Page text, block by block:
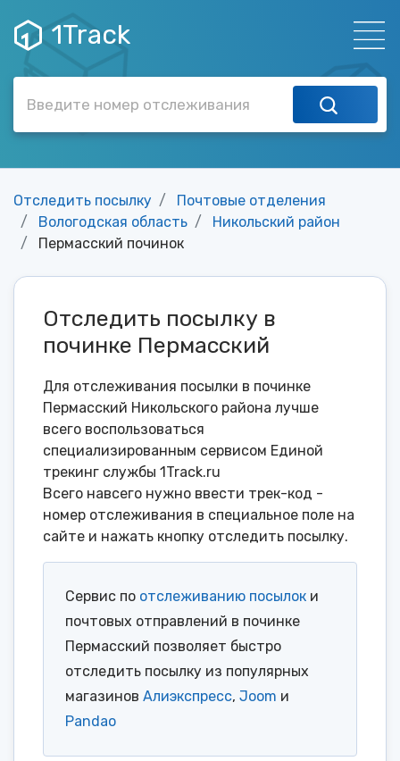
1Track
Отследить посылку
Почтовые отделения
Вологодская область
Никольский район
Пермасский починок
Отследить посылку в
починке Пермасский
Для отслеживания посылки в починке
Пермасский Никольского района лучше
всего воспользоваться
специализированным сервисом Единой
трекинг службы 1Track.ru
Всего навсего нужно ввести трек-код -
номер отслеживания в специальное поле на
сайте и нажать кнопку отследить посылку.
Сервис по отслеживанию посылок и
почтовых отправлений в починке
Пермасский позволяет быстро
отследить посылку из популярных
магазинов Алиэкспресс, Joom и
Pandao